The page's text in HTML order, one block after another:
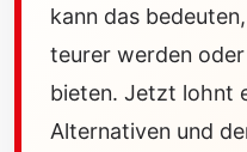
kann das
teurer werden
bieten. Jetzt lohnt
Alternativen und